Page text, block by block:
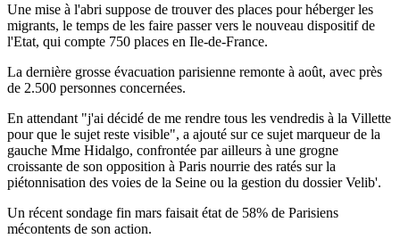
Une mise à l'abri suppose de trouver des places pour héberger les
migrants, le temps de les faire passer vers le nouveau dispositif de
l'Etat, qui compte 750 places en Ile-de-France.
La dernière grosse évacuation parisienne remonte à août, avec près
de 2.500 personnes concernées.
En attendant "j'ai décidé de me rendre tous les vendredis à la Villette
pour que le sujet reste visible", a ajouté sur ce sujet marqueur de la
gauche Mme Hidalgo, confrontée par ailleurs à une grogne
croissante de son opposition à Paris nourrie des ratés sur la
piétonnisation des voies de la Seine ou la gestion du dossier Velib'.
Un récent sondage fin mars faisait état de 58% de Parisiens
mécontents de son action.